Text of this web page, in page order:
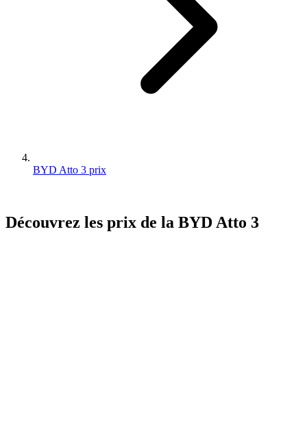
BYD Atto 3 prix
Découvrez les prix de la BYD Atto 3